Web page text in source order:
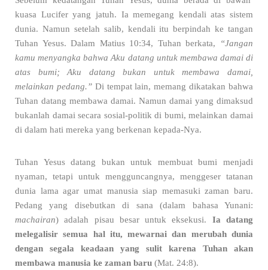
kuasa Lucifer yang jatuh. Ia memegang kendali atas sistem
dunia. Namun setelah salib, kendali itu berpindah ke tangan
Tuhan Yesus. Dalam Matius 10:34, Tuhan berkata,
“Jangan
kamu menyangka bahwa Aku datang untuk membawa damai di
atas bumi; Aku datang bukan untuk membawa damai,
melainkan pedang.”Di tempat lain, memang dikatakan bahwa
Tuhan datang membawa damai. Namun damai yang dimaksud
bukanlah damai secara sosial-politik di bumi, melainkan damai
di dalam hati mereka yang berkenan kepada-Nya.
Tuhan Yesus datang bukan untuk membuat bumi menjadi
nyaman, tetapi untuk mengguncangnya, menggeser tatanan
dunia lama agar umat manusia siap memasuki zaman baru.
Pedang yang disebutkan di sana (dalam bahasa Yunani:
machairan) adalah pisau besar untuk eksekusi. Ia datang
melegalisir semua hal itu, mewarnai dan merubah dunia
dengan segala keadaan yang sulit karena Tuhan akan
membawa manusia ke zaman baru (Mat. 24:8).